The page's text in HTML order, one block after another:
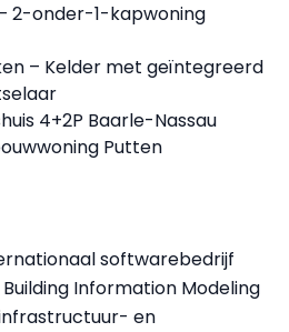
2-onder-1-kapwoning
– Kelder met geïntegreerd
4+2P Baarle-Nassau
Putten
softwarebedrijf
Information Modeling
en